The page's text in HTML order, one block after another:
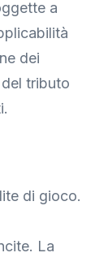
a
dei
tributo
di gioco.
La